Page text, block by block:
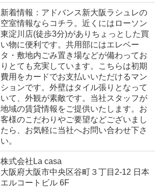
新着情報：アドバンス新大阪ラシュレの
空室情報ならコチラ。近くにはローソン
東淀川店(徒歩3分)がありちょっとした買
い物に便利です。共用部にはエレベー
タ・敷地内ごみ置き場などが備わってお
りとても充実しています。こちらは初期
費用をカードでお支払いいただけるマン
ションです。外壁はタイル張りとなって
いて、外観が素敵です。当社スタッフが
地域の賃貸情報をご提供いたします。お
客様のこだわりやご要望などございまし
たら、お気軽に当社へお問い合わせ下さ
い。
株式会社La casa
大阪府大阪市中央区谷町３丁目2-12 日本
エルコートビル 6F